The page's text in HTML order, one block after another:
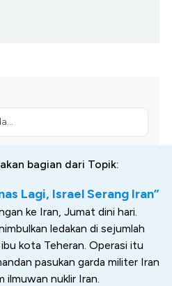
bagian dari Topik:
Lagi, Israel Serang Iran”
ke Iran, Jumat dini hari.
ledakan di sejumlah
kota Teheran. Operasi itu
pasukan garda militer Iran
ilmuwan nuklir Iran.